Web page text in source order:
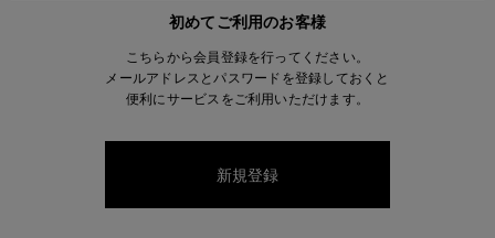
初めてご利用のお客様
こちらから会員登録を行ってください。
メールアドレスとパスワードを登録しておくと
便利にサービスをご利用いただけます。